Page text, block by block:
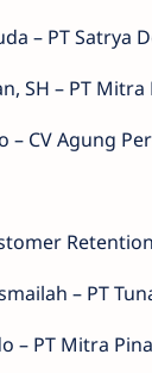
– PT Satrya
SH – PT
– CV Agung
– PT
– PT Mitra